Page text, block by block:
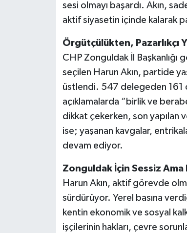
sesi olmayı başardı. Akın,
aktif siyasetin içinde kalarak
Örgütçülükten, Pazarlıkçı
CHP Zonguldak İl Başkanlığı
seçilen Harun Akın, partide
üstlendi. 547 delegeden 161
açıklamalarda “birlik ve
dikkat çekerken, son yapılan
ise; yaşanan kavgalar,
devam ediyor.
Zonguldak İçin Sessiz
Harun Akın, aktif görevde
sürdürüyor. Yerel basına
kentin ekonomik ve sosyal
işçilerinin hakları, çevre